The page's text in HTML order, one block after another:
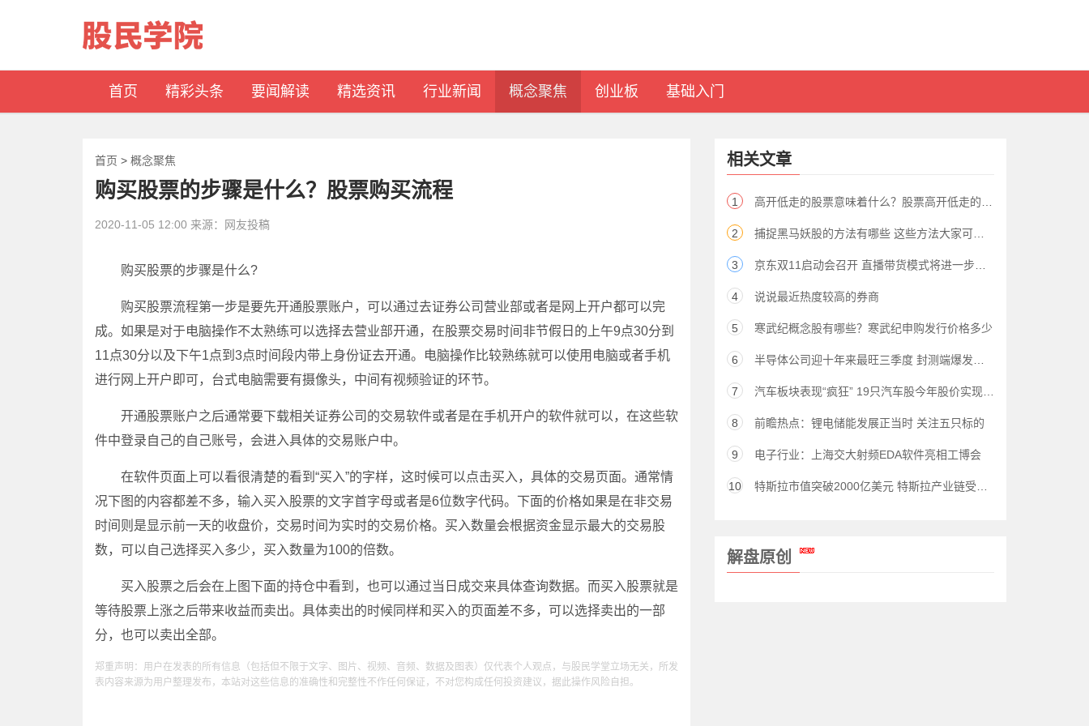
首页 精彩头条 要闻解读 精选资讯 行业新闻 概念聚焦 创业板 基础入门
首页 > 概念聚焦
购买股票的步骤是什么？股票购买流程
2020-11-05 12:00 来源：网友投稿
购买股票的步骤是什么?
购买股票流程第一步是要先开通股票账户，可以通过去证券公司营业部或者是网上开户都可以完
成。如果是对于电脑操作不太熟练可以选择去营业部开通，在股票交易时间非节假日的上午9点30分到
11点30分以及下午1点到3点时间段内带上身份证去开通。电脑操作比较熟练就可以使用电脑或者手机
进行网上开户即可，台式电脑需要有摄像头，中间有视频验证的环节。
开通股票账户之后通常要下载相关证券公司的交易软件或者是在手机开户的软件就可以，在这些软
件中登录自己的自己账号，会进入具体的交易账户中。
在软件页面上可以看很清楚的看到“买入”的字样，这时候可以点击买入，具体的交易页面。通常情
况下图的内容都差不多，输入买入股票的文字首字母或者是6位数字代码。下面的价格如果是在非交易
时间则是显示前一天的收盘价，交易时间为实时的交易价格。买入数量会根据资金显示最大的交易股
数，可以自己选择买入多少，买入数量为100的倍数。
买入股票之后会在上图下面的持仓中看到，也可以通过当日成交来具体查询数据。而买入股票就是
等待股票上涨之后带来收益而卖出。具体卖出的时候同样和买入的页面差不多，可以选择卖出的一部
分，也可以卖出全部。
郑重声明：用户在发表的所有信息（包括但不限于文字、图片、视频、音频、数据及图表）仅代表个人观点，与股民学堂立场无关，所发
表内容来源为用户整理发布，本站对这些信息的准确性和完整性不作任何保证，不对您构成任何投资建议，据此操作风险自担。
相关文章
1 高开低走的股票意味着什么？股票高开低走的含义
2 捕捉黑马妖股的方法有哪些 这些方法大家可以借鉴
3 京东双11启动会召开 直播带货模式将进一步推广（股）
4 说说最近热度较高的券商
5 寒武纪概念股有哪些？寒武纪申购发行价格多少
6 半导体公司迎十年来最旺三季度 封测端爆发式增长
7 汽车板块表现“疯狂” 19只汽车股今年股价实现翻番
8 前瞻热点：锂电储能发展正当时 关注五只标的
9 电子行业：上海交大射频EDA软件亮相工博会
10 特斯拉市值突破2000亿美元 特斯拉产业链受益产业有哪些
解盘原创